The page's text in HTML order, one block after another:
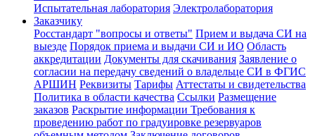
Испытательная лаборатория Электролаборатория
Заказчику
Росстандарт "вопросы и ответы" Прием и выдача СИ на
выезде Порядок приема и выдачи СИ и ИО Область
аккредитации Документы для скачивания Заявление о
согласии на передачу сведений о владельце СИ в ФГИС
АРШИН Реквизиты Тарифы Аттестаты и свидетельства
Политика в области качества Ссылки Размещение
заказов Раскрытие информации Требования к
проведению работ по градуировке резервуаров